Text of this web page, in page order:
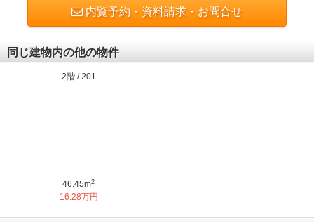
内覧予約・資料請求・お問合せ
同じ建物内の他の物件
2階 / 201
46.45m2
16.28万円